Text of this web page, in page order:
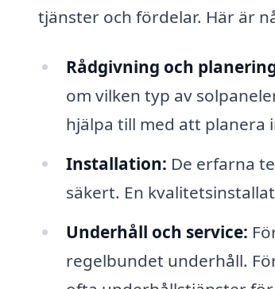
tjänster och fördelar. Här är
Rådgivning och
om vilken typ av
hjälpa till med att planera
Installation: De erfarna
säkert. En
Underhåll och service:
regelbundet underhåll.